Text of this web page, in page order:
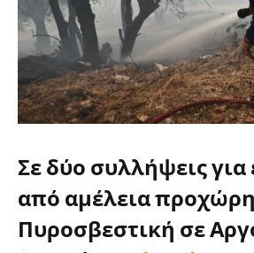
Σε δύο συλλήψεις
από αμέλεια
Πυροσβεστική σε